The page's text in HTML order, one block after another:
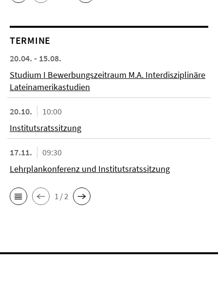
TERMINE
20.04. - 15.08.
Studium I Bewerbungszeitraum M.A. Interdisziplinäre
Lateinamerikastudien
20.10.
10:00
Institutsratssitzung
17.11.
09:30
Lehrplankonferenz und Institutsratssitzung
1 / 2